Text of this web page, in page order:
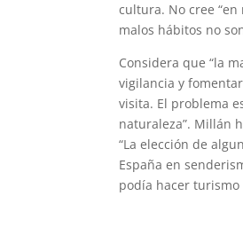
cultura. No cree
malos hábitos no
Considera que “la
vigilancia y
visita. El problema
naturaleza”. Millán
“La elección de
España en
podía hacer turismo